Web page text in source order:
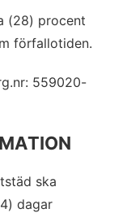
(28) procent
förfallotiden.
559020-
ska
dagar